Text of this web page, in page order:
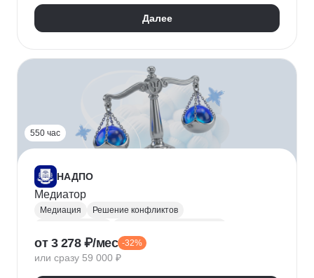
Межличностное общение
Гражданское право
Управление конфликтамиДалее
550 час
НАДПО
Медиатор
Медиация
Решение конфликтов
Общая психология
от 3 278 ₽/мес -32%
или сразу 59 000 ₽